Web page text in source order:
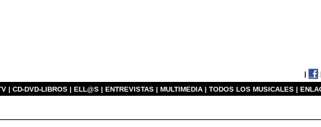
| |
| CD-DVD-LIBROS | ELL@S | ENTREVISTAS | MULTIMEDIA | TODOS LOS MUSICALES |